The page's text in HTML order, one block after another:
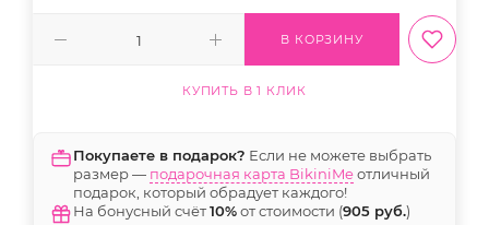
В КОРЗИНУ
КУПИТЬ В 1 КЛИК
Покупаете в подарок? Если не можете выбрать
размер — подарочная карта BikiniMeотличный
подарок, который обрадует каждого!
На бонусный счёт10%от стоимости (905 руб.)